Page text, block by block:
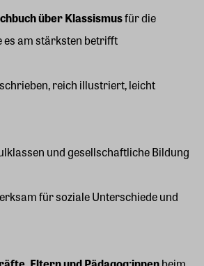
über Klassismusfür die
es am stärksten betrifft
reich illustriert, leicht
und gesellschaftliche Bildung
für soziale Unterschiede und